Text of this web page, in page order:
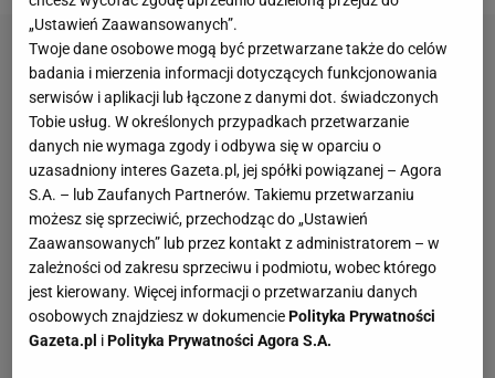
„Ustawień Zaawansowanych”.
Twoje dane osobowe mogą być przetwarzane także do celów
badania i mierzenia informacji dotyczących funkcjonowania
serwisów i aplikacji lub łączone z danymi dot. świadczonych
Tobie usług. W określonych przypadkach przetwarzanie
danych nie wymaga zgody i odbywa się w oparciu o
uzasadniony interes Gazeta.pl, jej spółki powiązanej – Agora
S.A. – lub Zaufanych Partnerów. Takiemu przetwarzaniu
możesz się sprzeciwić, przechodząc do „Ustawień
Zaawansowanych” lub przez kontakt z administratorem – w
zależności od zakresu sprzeciwu i podmiotu, wobec którego
jest kierowany. Więcej informacji o przetwarzaniu danych
osobowych znajdziesz w dokumenciePolityka Prywatności
Gazeta.pl iPolityka Prywatności Agora S.A.